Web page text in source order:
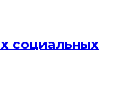
социальных